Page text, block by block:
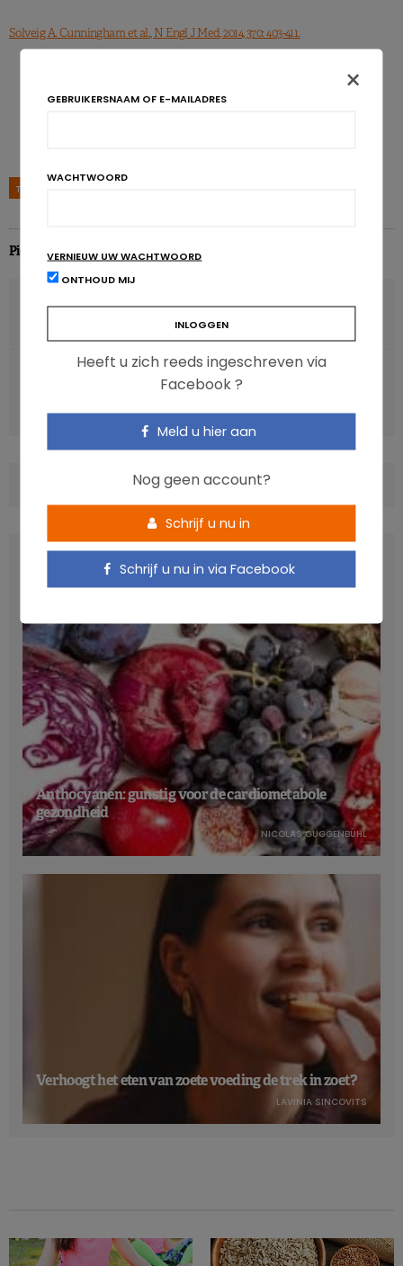
Solveig A. Cunningham et al., N Engl J Med, 2014, 370: 403-411.
TAGS
Pierre Pérochon
Meer gewicht verliezen met probiotica?
VOLGENDE ARTIKEL
Mediterraan dieet beschermt ook perifere
bloeddoorstroming
LATEST POSTS
Anthocyanen: gunstig voor de cardiometabole
gezondheid
NICOLAS GUGGENBÜHL
Verhoogt het eten van zoete voeding de trek in zoet?
LAVINIA SINCOVITS
×
GEBRUIKERSNAAM OF E-MAILADRES
WACHTWOORD
VERNIEUW UW WACHTWOORD
ONTHOUD MIJ
Heeft u zich reeds ingeschreven via
Facebook ?
Meld u hier aan
Nog geen account?
Schrijf u nu in
Schrijf u nu in via Facebook